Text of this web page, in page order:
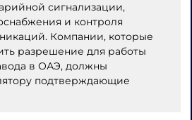
сигнализации,
и контроля
Компании, которые
разрешение для работы
в ОАЭ, должны
подтверждающие